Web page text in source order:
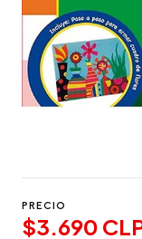
PRECIO
$3.690